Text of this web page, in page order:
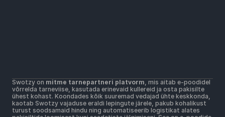
Privaatsuspoliitika
Küpsiste kasutamise põhimõtted
Swotzy on mitme tarnepartneri platvorm, mis aitab e-poodidel
võrrelda tarneviise, kasutada erinevaid kullereid ja osta pakisilte
ühest kohast. Koondades kõik suuremad vedajad ühte keskkonda,
kaotab Swotzy vajaduse eraldi lepingute järele, pakub kohalikust
turust soodsamaid hindu ning automatiseerib logistikat alates